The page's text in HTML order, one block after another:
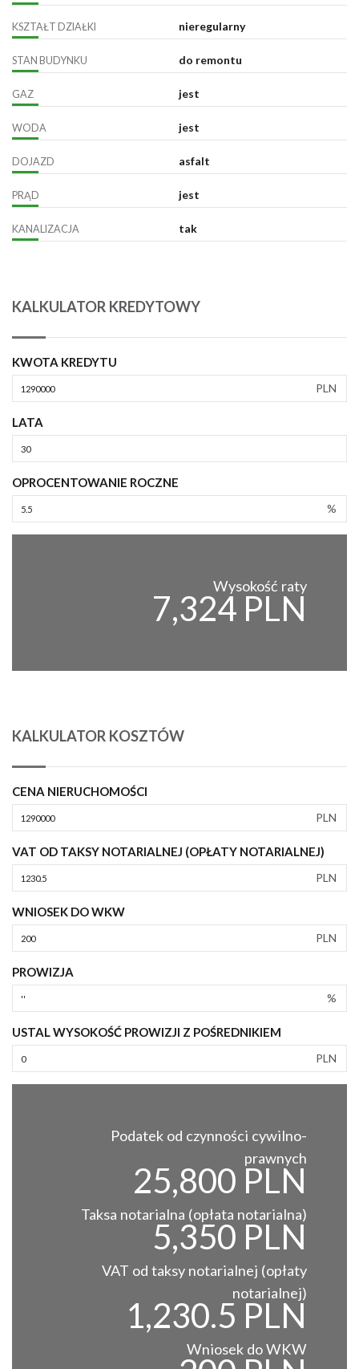
KSZTAŁT DZIAŁKI nieregularny
STAN BUDYNKU do remontu
GAZ jest
WODA jest
DOJAZD asfalt
PRĄD jest
KANALIZACJA tak
KALKULATOR KREDYTOWY
KWOTA KREDYTU
PLN
LATA
OPROCENTOWANIE ROCZNE
%
Wysokość raty
7,324 PLN
KALKULATOR KOSZTÓW
CENA NIERUCHOMOŚCI
PLN
VAT OD TAKSY NOTARIALNEJ (OPŁATY NOTARIALNEJ)
PLN
WNIOSEK DO WKW
PLN
PROWIZJA
%
USTAL WYSOKOŚĆ PROWIZJI Z POŚREDNIKIEM
PLN
Podatek od czynności cywilno-
prawnych
25,800 PLN
Taksa notarialna (opłata notarialna)
5,350 PLN
VAT od taksy notarialnej (opłaty
notarialnej)
1,230.5 PLN
Wniosek do WKW